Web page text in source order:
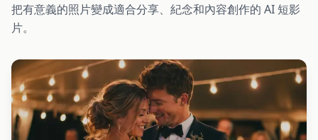
把有意義的照片變成適合分享、紀念和內容創作的 AI 短影
片。